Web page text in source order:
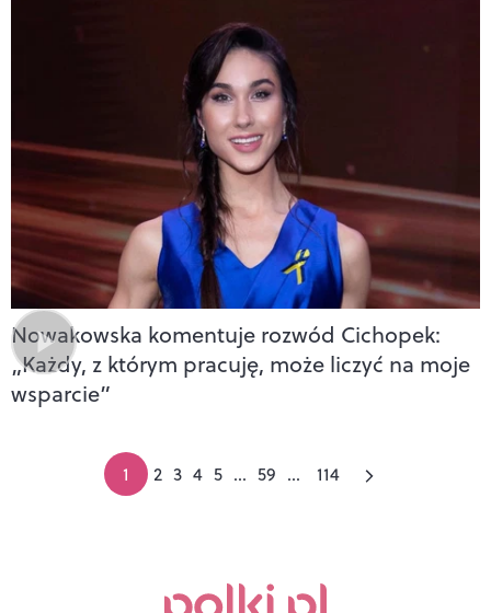
Nowakowska komentuje rozwód Cichopek:
„Każdy, z którym pracuję, może liczyć na moje
wsparcie”
1 2 3 4 5 ... 59 ... 114